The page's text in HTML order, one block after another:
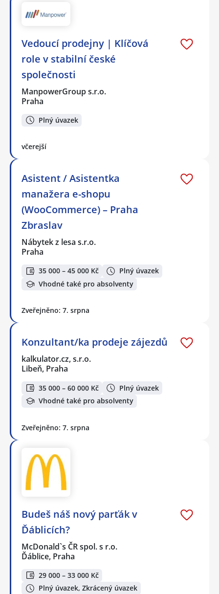
Vedoucí prodejny | Klíčová
role v stabilní české
společnosti
ManpowerGroup s.r.o.
Praha
Plný úvazek
včerejší
Asistent / Asistentka
manažera e-shopu
(WooCommerce) – Praha
Zbraslav
Nábytek z lesa s.r.o.
Praha
35 000 – 45 000 Kč
Plný úvazek
Vhodné také pro absolventy
Zveřejněno: 7. srpna
Konzultant/ka prodeje zájezdů
kalkulator.cz, s.r.o.
Libeň, Praha
35 000 – 60 000 Kč
Plný úvazek
Vhodné také pro absolventy
Zveřejněno: 7. srpna
Budeš náš nový parťák v
Ďáblicích?
McDonald`s ČR spol. s r.o.
Ďáblice, Praha
29 000 – 33 000 Kč
Plný úvazek, Zkrácený úvazek